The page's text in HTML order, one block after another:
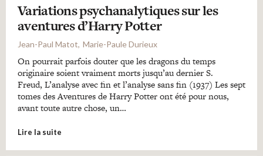
Variations psychanalytiques sur les
aventures d’Harry Potter
Jean-Paul Matot Marie-Paule Durieux
On pourrait parfois douter que les dragons du temps
originaire soient vraiment morts jusqu’au dernier S.
Freud, L’analyse avec fin et l’analyse sans fin (1937) Les sept
tomes des Aventures de Harry Potter ont été pour nous,
avant toute autre chose, un…
Lire la suite